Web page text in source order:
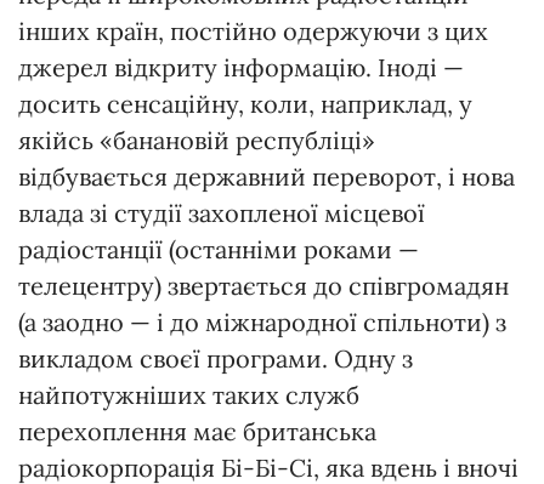
інших країн, постійно одержуючи з цих
джерел відкриту інформацію. Іноді —
досить сенсаційну, коли, наприклад, у
якійсь «банановій республіці»
відбувається державний переворот, і нова
влада зі студії захопленої місцевої
радіостанції (останніми роками —
телецентру) звертається до співгромадян
(а заодно — і до міжнародної спільноти) з
викладом своєї програми. Одну з
найпотужніших таких служб
перехоплення має британська
радіокорпорація Бі-Бі-Сі, яка вдень і вночі